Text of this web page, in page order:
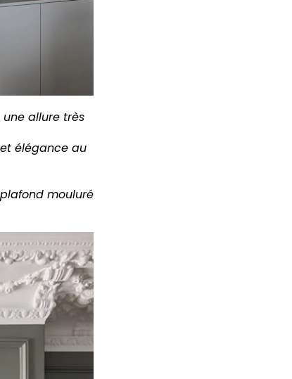
allure très
élégance au
mouluré